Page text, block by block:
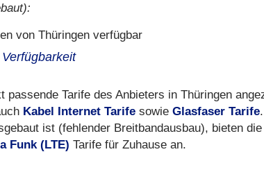
von Thüringen verfügbar
Tarife des Anbieters in Thüringen
Kabel Internet Tarife sowie Glasfaser Tarife.
ist (fehlender Breitbandausbau), bieten die
Funk (LTE) Tarife für Zuhause an.